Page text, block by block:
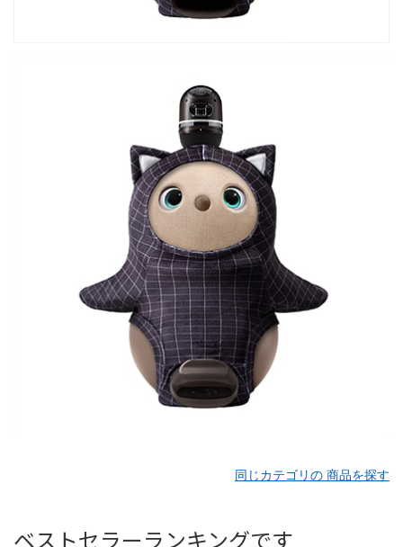
同じカテゴリの 商品を探す
ベストセラーランキングです